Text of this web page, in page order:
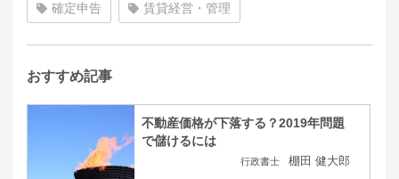
確定申告 賃貸経営・管理
おすすめ記事
不動産価格が下落する？2019年問題
で儲けるには
行政書士 棚田 健大郎